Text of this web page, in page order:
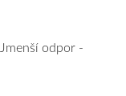
odpor -